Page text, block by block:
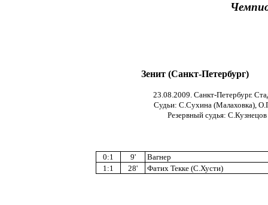
Зенит (Санкт-Петербург)
23.08.2009. Санкт-Петербург.
Судьи: С.Сухина (Малаховка),
Резервный судья:
0:1 9'
Вагнер
1:1
28' Фатих Текке (С.Хусти)